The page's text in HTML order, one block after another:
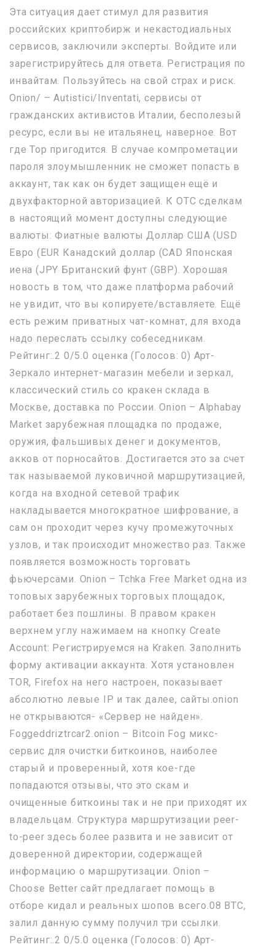
Эта ситуация дает стимул для развития
российских криптобирж и некастодиальных
сервисов, заключили эксперты. Войдите или
зарегистрируйтесь для ответа. Регистрация по
инвайтам. Пользуйтесь на свой страх и риск.
Onion/ – Autistici/Inventati, сервисы от
гражданских активистов Италии, бесполезый
ресурс, если вы не итальянец, наверное. Вот
где Тор пригодится. В случае компрометации
пароля злоумышленник не сможет попасть в
аккаунт, так как он будет защищен ещё и
двухфакторной авторизацией. К OTC сделкам
в настоящий момент доступны следующие
валюты: Фиатные валюты Доллар США (USD
Евро (EUR Канадский доллар (CAD Японская
иена (JPY Британский фунт (GBP). Хорошая
новость в том, что даже платформа рабочий
не увидит, что вы копируете/вставляете. Ещё
есть режим приватных чат-комнат, для входа
надо переслать ссылку собеседникам.
Рейтинг:.2 0/5.0 оценка (Голосов: 0) Арт-
Зеркало интернет-магазин мебели и зеркал,
классический стиль со кракен склада в
Москве, доставка по России. Onion – Alphabay
Market зарубежная площадка по продаже,
оружия, фальшивых денег и документов,
акков от порносайтов. Достигается это за счет
так называемой луковичной маршрутизацией,
когда на входной сетевой трафик
накладывается многократное шифрование, а
сам он проходит через кучу промежуточных
узлов, и так происходит множество раз. Также
появляется возможность торговать
фьючерсами. Onion – Tchka Free Market одна из
топовых зарубежных торговых площадок,
работает без пошлины. В правом кракен
верхнем углу нажимаем на кнопку Create
Account: Регистрируемся на Kraken. Заполнить
форму активации аккаунта. Хотя установлен
TOR, Firefox на него настроен, показывает
абсолютно левые IP и так далее, сайты.onion
не открываются- «Сервер не найден».
Foggeddriztrcar2.onion – Bitcoin Fog микс-
сервис для очистки биткоинов, наиболее
старый и проверенный, хотя кое-где
попадаются отзывы, что это скам и
очищенные биткоины так и не при приходят их
владельцам. Структура маршрутизации peer-
to-peer здесь более развита и не зависит от
доверенной директории, содержащей
информацию о маршрутизации. Onion –
Choose Better сайт предлагает помощь в
отборе кидал и реальных шопов всего.08 ВТС,
залил данную сумму получил три ссылки.
Рейтинг:.2 0/5.0 оценка (Голосов: 0) Арт-